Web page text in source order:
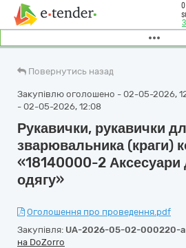
Повернутись назад
Закупівлю оголошено - 02-05-2026,
- 02-05-2026, 12:08
Рукавички, рукавички
зварювальника (краги)
«18140000-2 Аксесуари
одягу»
Оголошення про проведення.pdf
Закупівля: UA-2026-05-02-000220-a
на DoZorro